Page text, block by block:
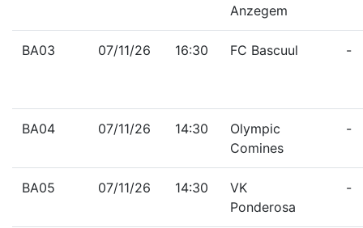
Anzegem
BA03 07/11/26 16:30 FC Bascuul -
BA04 07/11/26 14:30
Olympic
Comines
-
BA05 07/11/26 14:30
VK
Ponderosa
-